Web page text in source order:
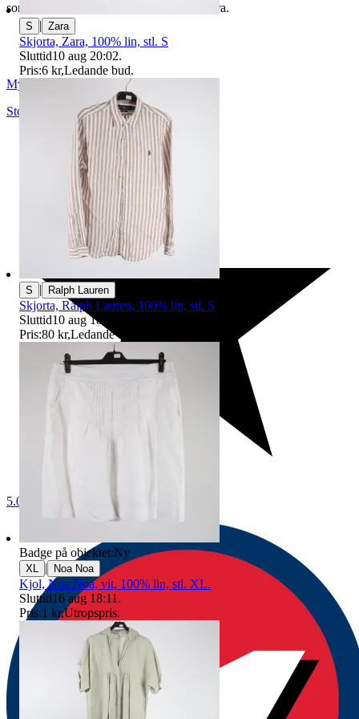
som du hittar på vår infosida här på Tradera.
Myrorna
Stockholm
Sverige
5.0
S | Zara
Skjorta, Zara, 100% lin, stl. S
Sluttid10 aug 20:02.
Pris:6 kr,Ledande bud.
S | Ralph Lauren
Skjorta, Ralph Lauren, 100% lin, stl. S
Sluttid10 aug 18:43
Pris:80 kr,Ledande bud
Badge på objektet:Ny
XL | Noa Noa
Kjol, Noa Noa, vit, 100% lin, stl. XL.
Sluttid16 aug 18:11 .
Pris:1 kr,Utropspris.